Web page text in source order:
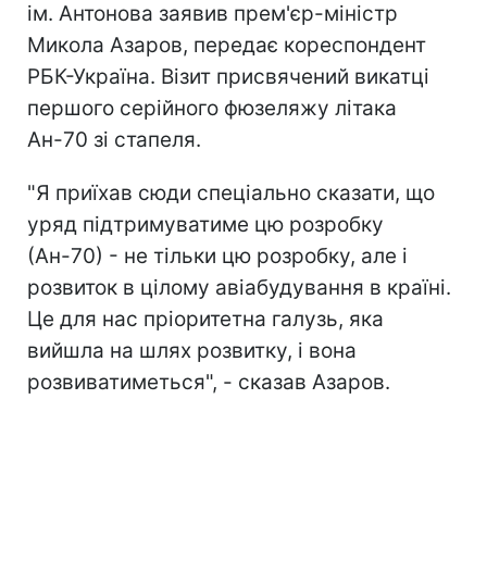
ім. Антонова заявив прем'єр-міністр
Микола Азаров, передає кореспондент
РБК-Україна. Візит присвячений викатці
першого серійного фюзеляжу літака
Ан-70 зі стапеля.
"Я приїхав сюди спеціально сказати, що
уряд підтримуватиме цю розробку
(Ан-70) - не тільки цю розробку, але і
розвиток в цілому авіабудування в країні.
Це для нас пріоритетна галузь, яка
вийшла на шлях розвитку, і вона
розвиватиметься", - сказав Азаров.